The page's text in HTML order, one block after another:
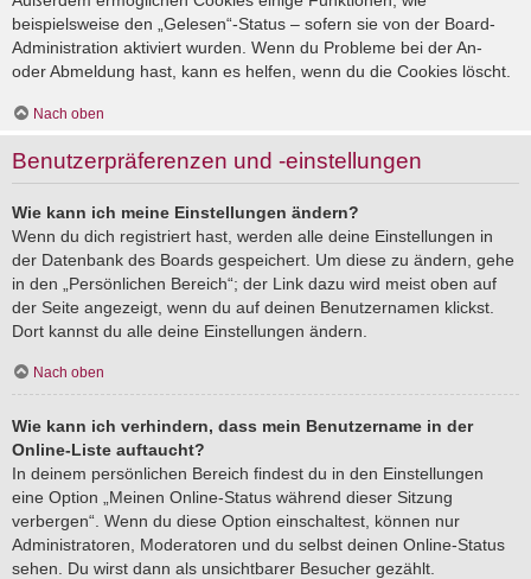
beispielsweise den „Gelesen“-Status – sofern sie von der Board-
Administration aktiviert wurden. Wenn du Probleme bei der An-
oder Abmeldung hast, kann es helfen, wenn du die Cookies löscht.
Nach oben
Benutzerpräferenzen und -einstellungen
Wie kann ich meine Einstellungen ändern?
Wenn du dich registriert hast, werden alle deine Einstellungen in
der Datenbank des Boards gespeichert. Um diese zu ändern, gehe
in den „Persönlichen Bereich“; der Link dazu wird meist oben auf
der Seite angezeigt, wenn du auf deinen Benutzernamen klickst.
Dort kannst du alle deine Einstellungen ändern.
Nach oben
Wie kann ich verhindern, dass mein Benutzername in der
Online-Liste auftaucht?
In deinem persönlichen Bereich findest du in den Einstellungen
eine Option „Meinen Online-Status während dieser Sitzung
verbergen“. Wenn du diese Option einschaltest, können nur
Administratoren, Moderatoren und du selbst deinen Online-Status
sehen. Du wirst dann als unsichtbarer Besucher gezählt.